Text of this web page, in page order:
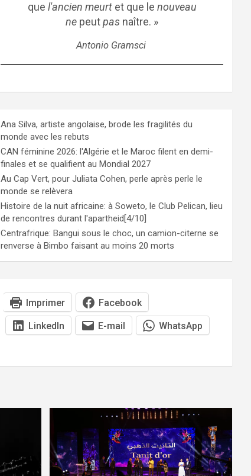
que l'ancien meurtet que le nouveau
ne peutpas naître. »
Antonio Gramsci
Ana Silva, artiste angolaise, brode les fragilités du
monde avec les rebuts
CAN féminine 2026: l'Algérie et le Maroc filent en demi-
finales et se qualifient au Mondial 2027
Au Cap Vert, pour Juliata Cohen, perle après perle le
monde se relèvera
Histoire de la nuit africaine: à Soweto, le Club Pelican, lieu
de rencontres durant l'apartheid[4/10]
Centrafrique: Bangui sous le choc, un camion-citerne se
renverse à Bimbo faisant au moins 20 morts
Imprimer Facebook
LinkedIn E-mail WhatsApp